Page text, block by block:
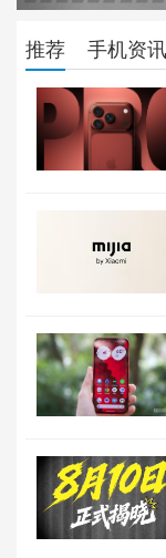
推荐 手机资讯